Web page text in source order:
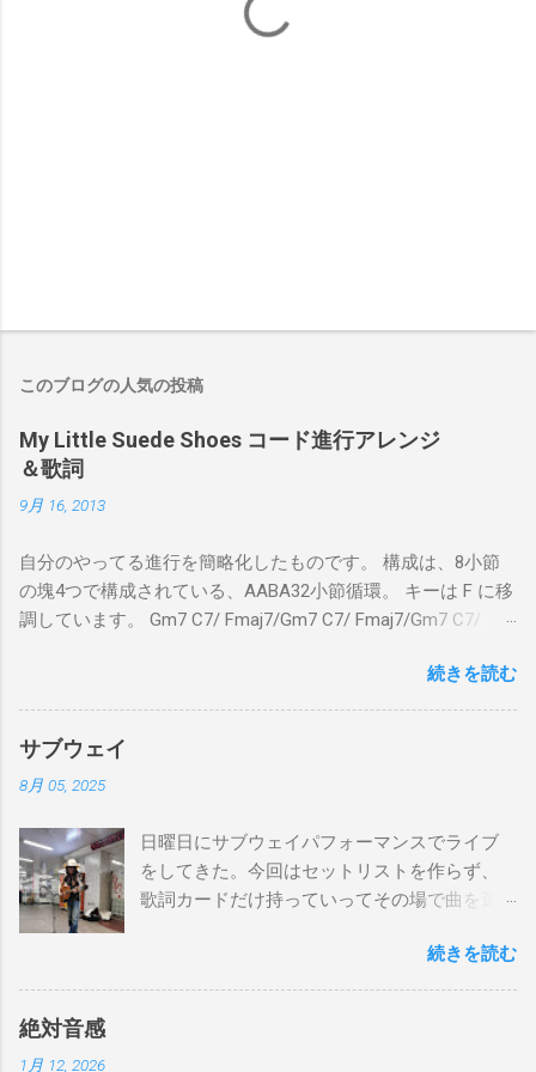
このブログの人気の投稿
My Little Suede Shoes コード進行アレンジ
＆歌詞
9月 16, 2013
自分のやってる進行を簡略化したものです。 構成は、8小節
の塊4つで構成されている、AABA32小節循環。 キーは F に移
調しています。 Gm7 C7/ Fmaj7/Gm7 C7/ Fmaj7/Gm7 C7/
Fmaj7/Gm7 C7/ Am7 D7/Gm7 C7/ Fmaj7/ Bbmaj7/Am7
Abm7/Gm7 C7/Fmaj7/Bbmaj7/Am7 Abm7/Gm7 C7/Fmaj7/
Gm7 C7/ Fmaj7/Gm7 C7/ Fmaj7/Gm7 C7/ Am7 D7/Gm7 C7/
Fmaj7/ Gm7 C7 Fmaj7 僕のスエードシューズ Gm7
C7 Fmaj7 黒いスエードシューズ Gm7 C7 Am
のも一緒さ Gm7 C7 Fmaj7 僕のスウェードシューズ
Gm7 C7 Fmaj7 先の尖ったシューズ Gm7 C7
Am7 とてもカッコいいのさ D7 Gm7 C7 Fmaj7 いつも気分
最高 Bbmaj7 Am7 Abm7 こい...
続きを読む
サブウェイ
8月 05, 2025
日曜日にサブウェイパフォーマンスでライブ
をしてきた。今回はセットリストを作らず、
歌詞カードだけ持っていってその場で曲を選
をやった。でも、曲選びにかなりの時間を使
ったし、ライブの流れを良くするためにもセ
続きを読む
絶対音感
1月 12, 2026